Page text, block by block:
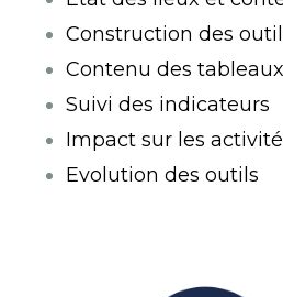
Construction des
Contenu des
Suivi des indicateurs
Impact sur les
Evolution des outils